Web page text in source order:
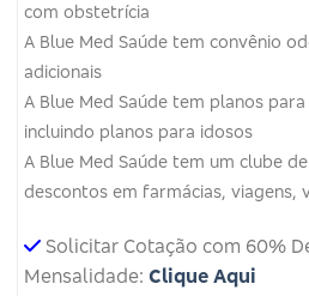
com obstetrícia
A Blue Med Saúde tem convênio
adicionais
A Blue Med Saúde tem planos
incluindo planos para idosos
A Blue Med Saúde tem um clube
descontos em farmácias, viagens,
Solicitar Cotação com 60%
Mensalidade: Clique Aqui